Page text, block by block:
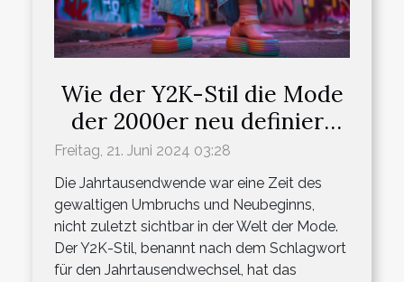
Wie der Y2K-Stil die Mode
der 2000er neu definiert
und was seine Rückkehr
über aktuelle Modetrends
aussagt
Freitag, 21. Juni 2024 03:28
Die Jahrtausendwende war eine Zeit des
gewaltigen Umbruchs und Neubeginns,
nicht zuletzt sichtbar in der Welt der Mode.
Der Y2K-Stil, benannt nach dem Schlagwort
für den Jahrtausendwechsel, hat das